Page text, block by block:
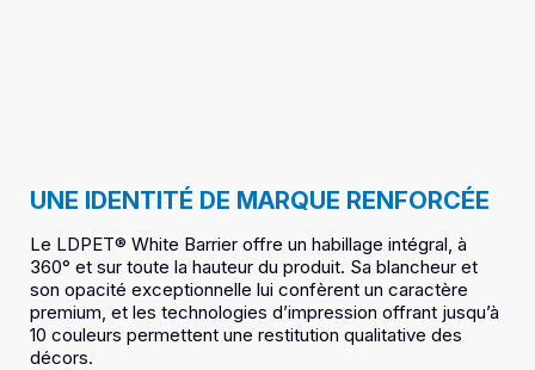
UNE IDENTITÉ DE MARQUE RENFORCÉE
Le LDPET® White Barrier offre un habillage intégral, à
360° et sur toute la hauteur du produit. Sa blancheur et
son opacité exceptionnelle lui confèrent un caractère
premium, et les technologies d’impression offrant jusqu’à
10 couleurs permettent une restitution qualitative des
décors.